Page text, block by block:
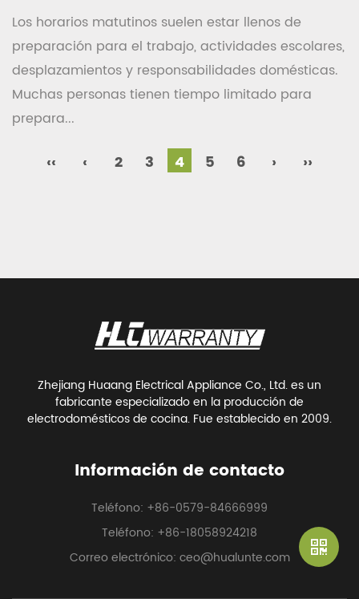
Los horarios matutinos suelen estar llenos de
preparación para el trabajo, actividades escolares,
desplazamientos y responsabilidades domésticas.
Muchas personas tienen tiempo limitado para
prepara...
‹‹ ‹ 2 3 4 5 6 › ››
Zhejiang Huaang Electrical Appliance Co., Ltd. es un
fabricante especializado en la producción de
electrodomésticos de cocina. Fue establecido en 2009.
Información de contacto
Teléfono: +86-0579-84666999
Teléfono: +86-18058924218
Correo electrónico: ceo@hualunte.com